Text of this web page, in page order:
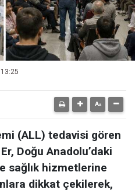
(ALL) tedavisi gören
Doğu Anadolu’daki
sağlık hizmetlerine
dikkat çekilerek,